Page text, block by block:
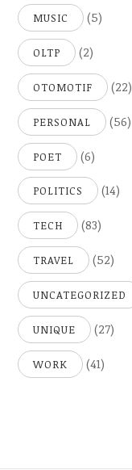
MUSIC (5)
OLTP (2)
OTOMOTIF (22)
PERSONAL (56)
POET (6)
POLITICS (14)
TECH (83)
TRAVEL (52)
UNCATEGORIZED
UNIQUE (27)
WORK (41)